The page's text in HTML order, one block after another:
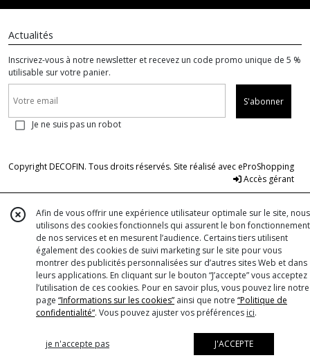
Actualités
Inscrivez-vous à notre newsletter et recevez un code promo unique de 5 %
utilisable sur votre panier.
S'abonner
Je ne suis pas un robot
Copyright DECOFIN. Tous droits réservés. Site réalisé avec eProShopping
Accès gérant
Afin de vous offrir une expérience utilisateur optimale sur le site, nous
utilisons des cookies fonctionnels qui assurent le bon fonctionnement
de nos services et en mesurent l’audience. Certains tiers utilisent
également des cookies de suivi marketing sur le site pour vous
montrer des publicités personnalisées sur d’autres sites Web et dans
leurs applications. En cliquant sur le bouton “J’accepte” vous acceptez
l’utilisation de ces cookies. Pour en savoir plus, vous pouvez lire notre
page “Informations sur les cookies” ainsi que notre “Politique de
confidentialité“. Vous pouvez ajuster vos préférences ici.
je n'accepte pas J'ACCEPTE